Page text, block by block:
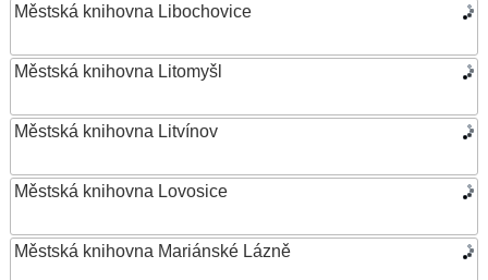
Městská knihovna Libochovice
Městská knihovna Litomyšl
Městská knihovna Litvínov
Městská knihovna Lovosice
Městská knihovna Mariánské Lázně